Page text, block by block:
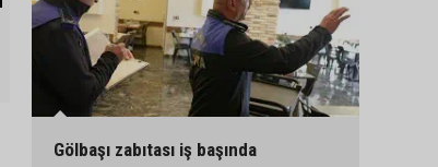
Gölbaşı zabıtası iş başında